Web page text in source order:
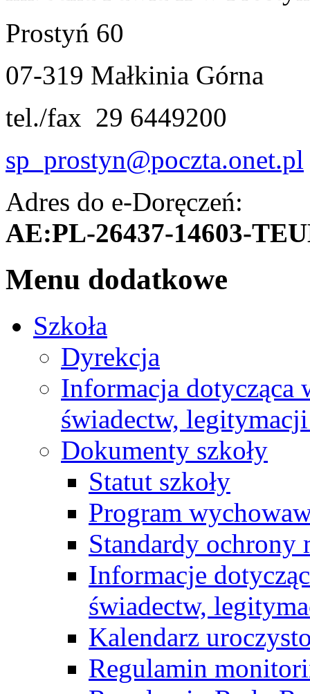
Prostyń 60
07-319 Małkinia Górna
tel./fax 29 6449200
sp_prostyn@poczta.onet.pl
Adres do e-Doręczeń:
AE:PL-26437-14603-
Menu dodatkowe
Szkoła
Dyrekcja
Informacja dotycząca
świadectw,
Dokumenty szkoły
Statut szkoły
Program
Standardy ochrony
Informacje
świadectw,
Kalendarz
Regulamin